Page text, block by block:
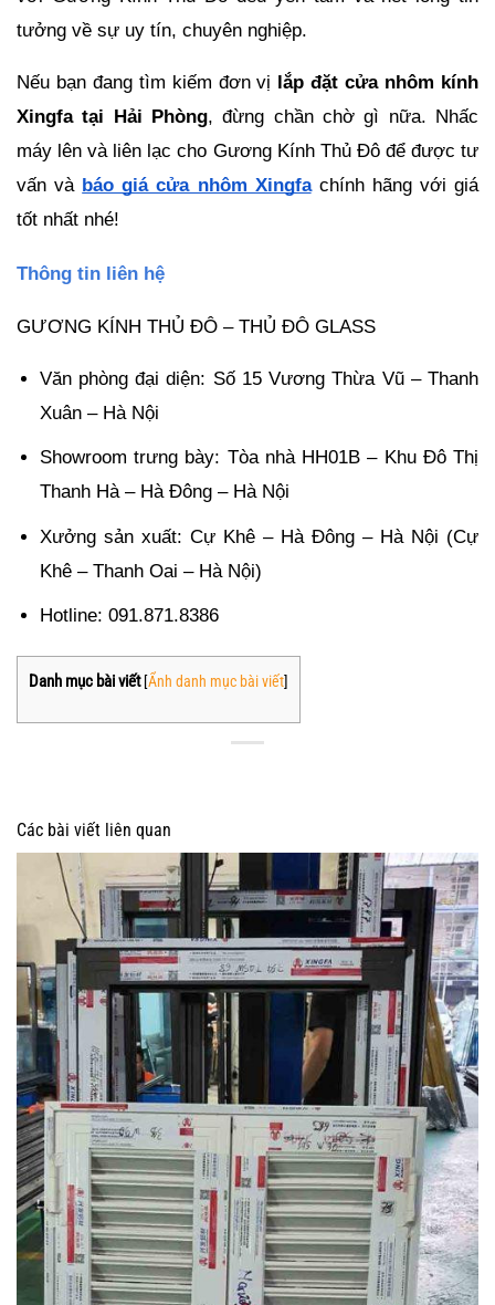
tưởng về sự uy tín, chuyên nghiệp.
Nếu bạn đang tìm kiếm đơn vị lắp đặt cửa nhôm kính
Xingfa tại Hải Phòng, đừng chần chờ gì nữa. Nhấc
máy lên và liên lạc cho Gương Kính Thủ Đô để được tư
vấn và báo giá cửa nhôm Xingfa chính hãng với giá
tốt nhất nhé!
Thông tin liên hệ
GƯƠNG KÍNH THỦ ĐÔ – THỦ ĐÔ GLASS
Văn phòng đại diện: Số 15 Vương Thừa Vũ – Thanh
Xuân – Hà Nội
Showroom trưng bày: Tòa nhà HH01B – Khu Đô Thị
Thanh Hà – Hà Đông – Hà Nội
Xưởng sản xuất: Cự Khê – Hà Đông – Hà Nội (Cự
Khê – Thanh Oai – Hà Nội)
Hotline: 091.871.8386
Danh mục bài viết [Ẩnh danh mục bài viết]
Các bài viết liên quan